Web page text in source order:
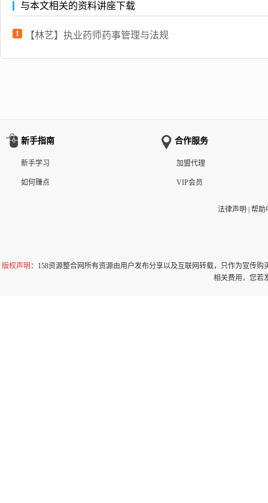
与本文相关的资料讲座下载
1 【林艺】执业药师药事管理与法规
新手指南
新手学习
如何赚点
合作服务
加盟代理
VIP会员
法律声明 帮助
版权声明 ：158资源整合网所有资源由用户发布分享以及互联网转载，只作为宣传
相关费用，您若